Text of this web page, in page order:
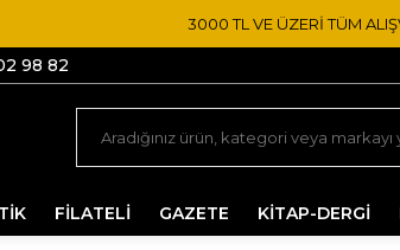
3000 TL VE ÜZERİ TÜM
98 82
FİLATELİ GAZETE KİTAP-DERGİ